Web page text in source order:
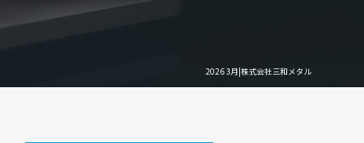
2026 3月|株式会社三和メタル